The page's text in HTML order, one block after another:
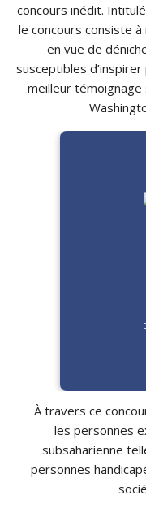
concours inédit.
le concours consiste
en vue de
susceptibles
meilleur
À travers ce
les personnes
subsaharienne
personnes